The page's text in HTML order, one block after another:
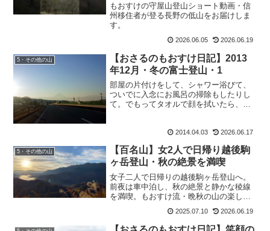
もおすけの守屋山登山ショート動画・信
州移住者が登る長野の低山をお届けしま
す。
2026.06.05 2026.06.19
5・その他の山
【おさるのもおすけ日記】2013
年12月・冬の富士登山・1
部屋の片付けをして、シャワー浴びて、
ついでに入念にお風呂の掃除もしたりし
て。でもってタオルで顔を拭いたら、真
様ご機嫌如何ですか？もおすけは、ちょ
っと気持ち悪うございます...
2014.04.03 2026.06.17
5・その他の山
【百名山】女2人で日帰り越後駒
ヶ岳登山・秋の絶景を満喫
女子二人で日帰りの越後駒ヶ岳登山へ。
前夜は車中泊し、秋の絶景と静かな稜線
を満喫。もおすけ流・晩秋の山の楽しみ
2025.07.10 2026.06.19